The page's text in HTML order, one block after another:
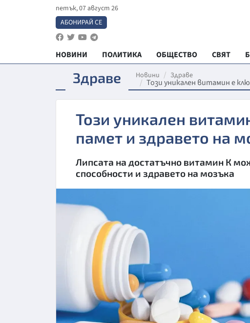
петък, 07 август 26
АБОНИРАЙ СЕ
НОВИНИ ПОЛИТИКА ОБЩЕСТВО СВЯТ
Здраве Новини Здраве
Този уникален витамин е
Този уникален
памет и здравето на
Липсата на достатъчно витамин К
способности и здравето на мозъка